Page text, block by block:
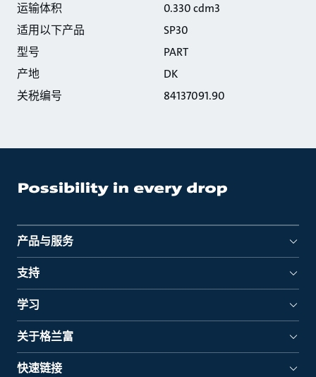
运输体积
0.330 cdm3
适用以下产品
SP30
型号
PART
产地
DK
关税编号
84137091.90
产品与服务
支持
学习
关于格兰富
快速链接